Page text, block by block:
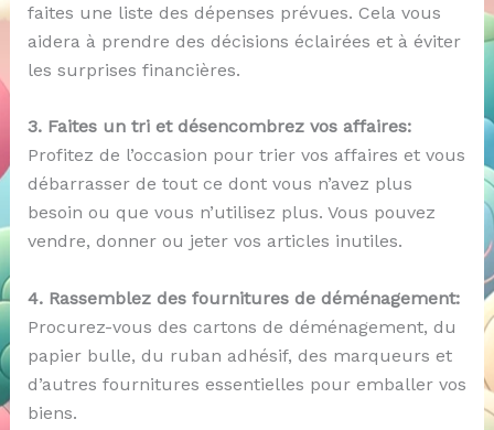
faites une liste des dépenses prévues. Cela vous
aidera à prendre des décisions éclairées et à éviter
les surprises financières.
3. Faites un tri et désencombrez vos affaires:
Profitez de l’occasion pour trier vos affaires et vous
débarrasser de tout ce dont vous n’avez plus
besoin ou que vous n’utilisez plus. Vous pouvez
vendre, donner ou jeter vos articles inutiles.
4. Rassemblez des fournitures de déménagement:
Procurez-vous des cartons de déménagement, du
papier bulle, du ruban adhésif, des marqueurs et
d’autres fournitures essentielles pour emballer vos
biens.